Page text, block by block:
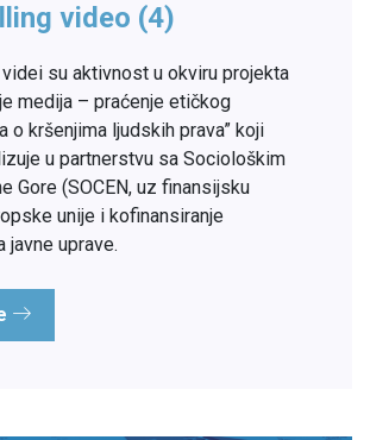
video (4)
su aktivnost u okviru projekta
medija – praćenje etičkog
o kršenjima ljudskih prava” koji
u partnerstvu sa Sociološkim
Gore (SOCEN, uz finansijsku
unije i kofinansiranje
javne uprave.